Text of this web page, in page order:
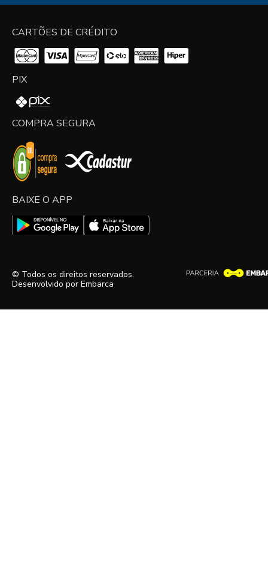
CARTÕES DE CRÉDITO
PIX
COMPRA SEGURA
BAIXE O APP
© Todos os direitos reservados.
Desenvolvido por Embarca